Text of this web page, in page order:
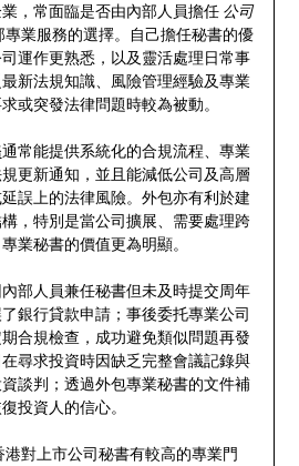
，常面臨是否由內部人員擔任 公司
業服務的選擇。自己擔任秘書的優
運作更熟悉，以及靈活處理日常事
新法規知識、風險管理經驗及專業
或突發法律問題時較為被動。
通常能提供系統化的合規流程、專業
更新通知，並且能減低公司及高層
誤上的法律風險。外包亦有利於建
，特別是當公司擴展、需要處理跨
業秘書的價值更為明顯。
部人員兼任秘書但未及時提交周年
銀行貸款申請；事後委托專業公司
合規檢查，成功避免類似問題再發
尋求投資時因缺乏完整會議記錄與
談判；透過外包專業秘書的文件補
投資人的信心。
港對上市公司秘書有較高的專業門